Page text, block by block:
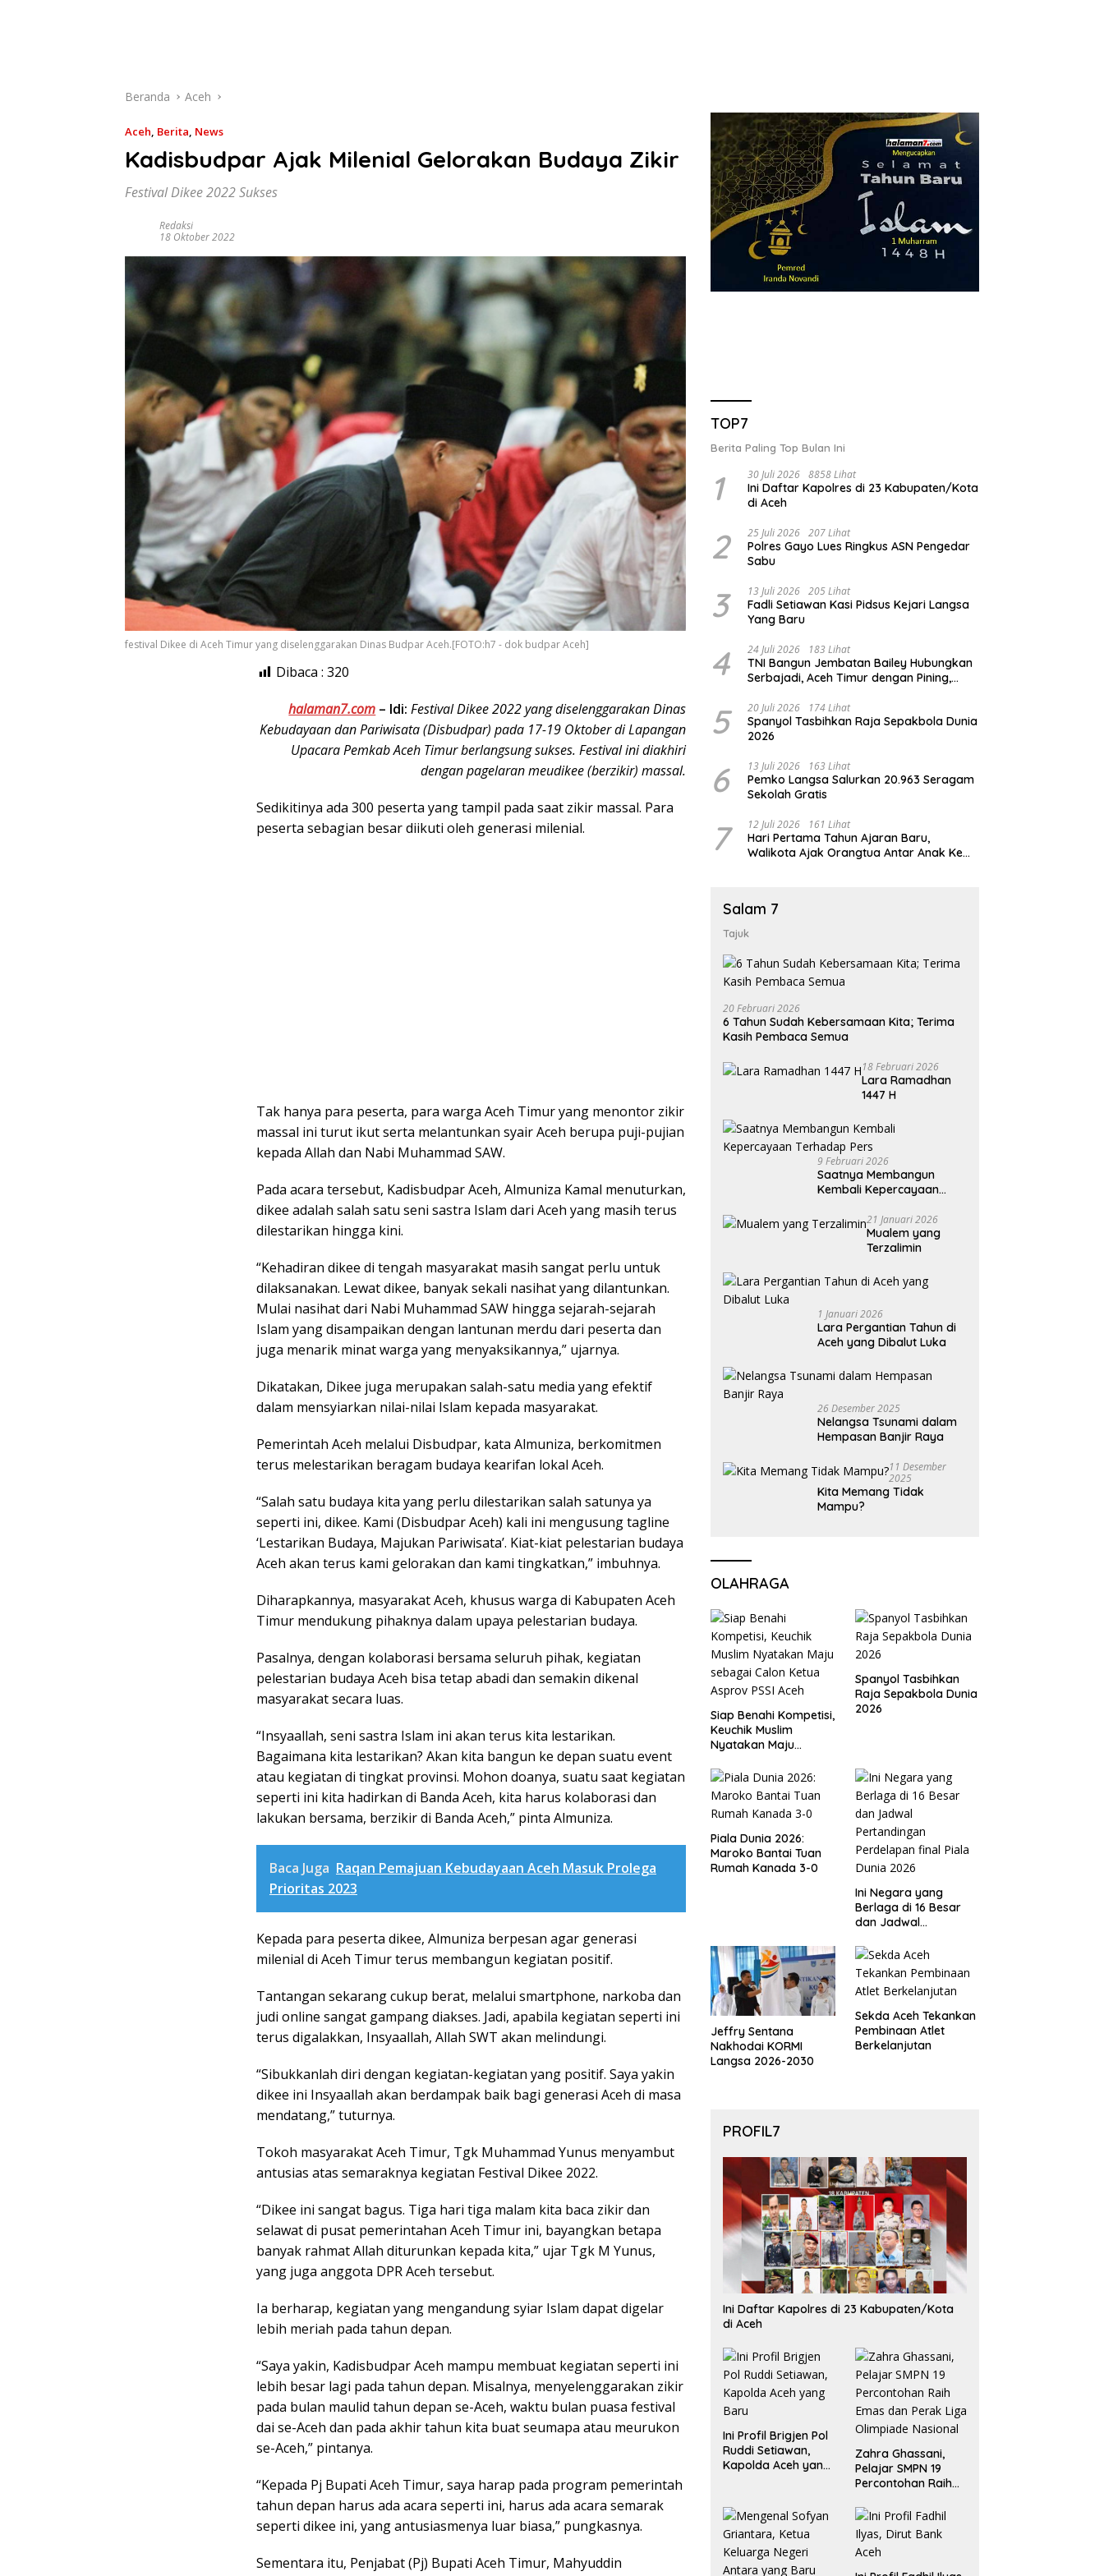
Beranda Aceh
Aceh, Berita, News
Kadisbudpar Ajak Milenial Gelorakan Budaya Zikir
Festival Dikee 2022 Sukses
Redaksi
18 Oktober 2022
festival Dikee di Aceh Timur yang diselenggarakan Dinas Budpar Aceh.[FOTO:h7 - dok budpar Aceh]
Dibaca : 320
halaman7.com – Idi: Festival Dikee 2022 yang diselenggarakan Dinas
Kebudayaan dan Pariwisata (Disbudpar) pada 17-19 Oktober di Lapangan
Upacara Pemkab Aceh Timur berlangsung sukses. Festival ini diakhiri
dengan pagelaran meudikee (berzikir) massal.
Sedikitinya ada 300 peserta yang tampil pada saat zikir massal. Para
peserta sebagian besar diikuti oleh generasi milenial.
Tak hanya para peserta, para warga Aceh Timur yang menontor zikir
massal ini turut ikut serta melantunkan syair Aceh berupa puji-pujian
kepada Allah dan Nabi Muhammad SAW.
Pada acara tersebut, Kadisbudpar Aceh, Almuniza Kamal menuturkan,
dikee adalah salah satu seni sastra Islam dari Aceh yang masih terus
dilestarikan hingga kini.
“Kehadiran dikee di tengah masyarakat masih sangat perlu untuk
dilaksanakan. Lewat dikee, banyak sekali nasihat yang dilantunkan.
Mulai nasihat dari Nabi Muhammad SAW hingga sejarah-sejarah
Islam yang disampaikan dengan lantunan merdu dari peserta dan
juga menarik minat warga yang menyaksikannya,” ujarnya.
Dikatakan, Dikee juga merupakan salah-satu media yang efektif
dalam mensyiarkan nilai-nilai Islam kepada masyarakat.
Pemerintah Aceh melalui Disbudpar, kata Almuniza, berkomitmen
terus melestarikan beragam budaya kearifan lokal Aceh.
“Salah satu budaya kita yang perlu dilestarikan salah satunya ya
seperti ini, dikee. Kami (Disbudpar Aceh) kali ini mengusung tagline
‘Lestarikan Budaya, Majukan Pariwisata’. Kiat-kiat pelestarian budaya
Aceh akan terus kami gelorakan dan kami tingkatkan,” imbuhnya.
Diharapkannya, masyarakat Aceh, khusus warga di Kabupaten Aceh
Timur mendukung pihaknya dalam upaya pelestarian budaya.
Pasalnya, dengan kolaborasi bersama seluruh pihak, kegiatan
pelestarian budaya Aceh bisa tetap abadi dan semakin dikenal
masyarakat secara luas.
“Insyaallah, seni sastra Islam ini akan terus kita lestarikan.
Bagaimana kita lestarikan? Akan kita bangun ke depan suatu event
atau kegiatan di tingkat provinsi. Mohon doanya, suatu saat kegiatan
seperti ini kita hadirkan di Banda Aceh, kita harus kolaborasi dan
lakukan bersama, berzikir di Banda Aceh,” pinta Almuniza.
Baca Juga Raqan Pemajuan Kebudayaan Aceh Masuk Prolega
Prioritas 2023
Kepada para peserta dikee, Almuniza berpesan agar generasi
milenial di Aceh Timur terus membangun kegiatan positif.
Tantangan sekarang cukup berat, melalui smartphone, narkoba dan
judi online sangat gampang diakses. Jadi, apabila kegiatan seperti ini
terus digalakkan, Insyaallah, Allah SWT akan melindungi.
“Sibukkanlah diri dengan kegiatan-kegiatan yang positif. Saya yakin
dikee ini Insyaallah akan berdampak baik bagi generasi Aceh di masa
mendatang,” tuturnya.
Tokoh masyarakat Aceh Timur, Tgk Muhammad Yunus menyambut
antusias atas semaraknya kegiatan Festival Dikee 2022.
“Dikee ini sangat bagus. Tiga hari tiga malam kita baca zikir dan
selawat di pusat pemerintahan Aceh Timur ini, bayangkan betapa
banyak rahmat Allah diturunkan kepada kita,” ujar Tgk M Yunus,
yang juga anggota DPR Aceh tersebut.
Ia berharap, kegiatan yang mengandung syiar Islam dapat digelar
lebih meriah pada tahun depan.
“Saya yakin, Kadisbudpar Aceh mampu membuat kegiatan seperti ini
lebih besar lagi pada tahun depan. Misalnya, menyelenggarakan zikir
pada bulan maulid tahun depan se-Aceh, waktu bulan puasa festival
dai se-Aceh dan pada akhir tahun kita buat seumapa atau meurukon
se-Aceh,” pintanya.
“Kepada Pj Bupati Aceh Timur, saya harap pada program pemerintah
tahun depan harus ada acara seperti ini, harus ada acara semarak
seperti dikee ini, yang antusiasmenya luar biasa,” pungkasnya.
Sementara itu, Penjabat (Pj) Bupati Aceh Timur, Mahyuddin
TOP7
Berita Paling Top Bulan Ini
1 30 Juli 2026 8858 Lihat
Ini Daftar Kapolres di 23 Kabupaten/Kota
di Aceh
2 25 Juli 2026 207 Lihat
Polres Gayo Lues Ringkus ASN Pengedar
Sabu
3 13 Juli 2026 205 Lihat
Fadli Setiawan Kasi Pidsus Kejari Langsa
Yang Baru
4 24 Juli 2026 183 Lihat
TNI Bangun Jembatan Bailey Hubungkan
Serbajadi, Aceh Timur dengan Pining,
5 20 Juli 2026 174 Lihat
Spanyol Tasbihkan Raja Sepakbola Dunia
2026
6 13 Juli 2026 163 Lihat
Pemko Langsa Salurkan 20.963 Seragam
Sekolah Gratis
7 12 Juli 2026 161 Lihat
Hari Pertama Tahun Ajaran Baru,
Walikota Ajak Orangtua Antar Anak Ke
Salam 7
Tajuk
20 Februari 2026
6 Tahun Sudah Kebersamaan Kita; Terima
Kasih Pembaca Semua
18 Februari 2026
Lara Ramadhan
1447 H
9 Februari 2026
Saatnya Membangun
Kembali Kepercayaan
21 Januari 2026
Mualem yang
Terzalimin
1 Januari 2026
Lara Pergantian Tahun di
Aceh yang Dibalut Luka
26 Desember 2025
Nelangsa Tsunami dalam
Hempasan Banjir Raya
11 Desember
2025
Kita Memang Tidak
Mampu?
OLAHRAGA
Siap Benahi Kompetisi,
Keuchik Muslim
Nyatakan Maju
Asprov PSSI Aceh
Spanyol Tasbihkan
Raja Sepakbola Dunia
2026
Piala Dunia 2026:
Maroko Bantai Tuan
Rumah Kanada 3-0
Ini Negara yang
Berlaga di 16 Besar
dan Jadwal
Perdelapan final Piala
Dunia 2026
Jeffry Sentana
Nakhodai KORMI
Langsa 2026-2030
Sekda Aceh Tekankan
Pembinaan Atlet
Berkelanjutan
PROFIL7
Ini Daftar Kapolres di 23 Kabupaten/Kota
di Aceh
Ini Profil Brigjen Pol
Ruddi Setiawan,
Kapolda Aceh yang
Zahra Ghassani,
Pelajar SMPN 19
Percontohan Raih
Liga Olimpiade
Nasional